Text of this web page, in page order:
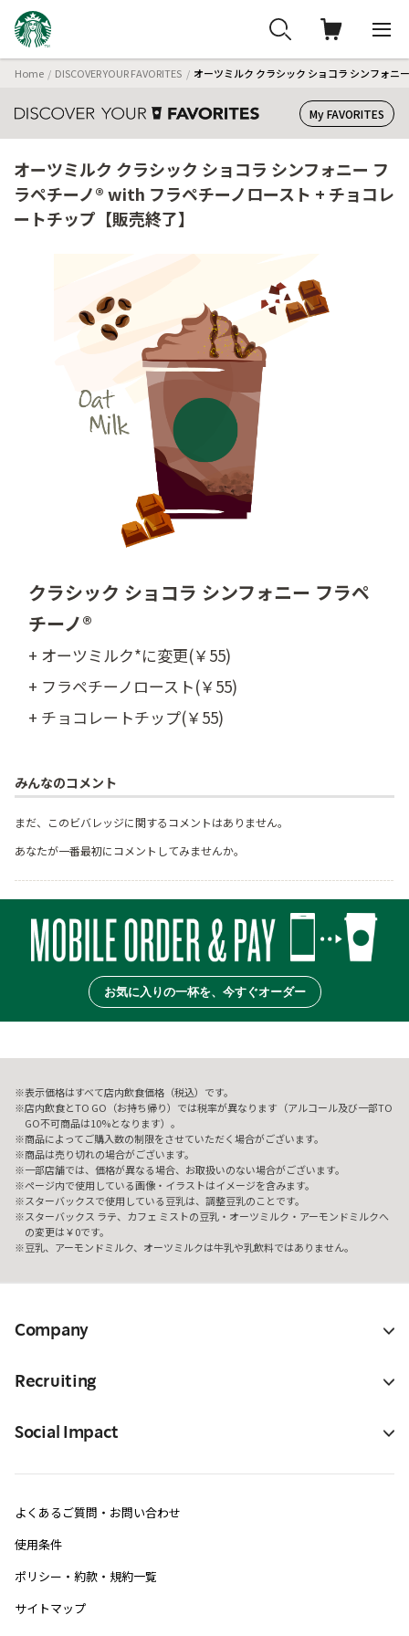
Home DISCOVER YOUR FAVORITES オーツミルク クラシック ショコラ シンフォニ
My FAVORITES
オーツミルク クラシック ショコラ シンフォニー フ
ラペチーノ® with フラペチーノロースト + チョコレ
ートチップ【販売終了】
クラシック ショコラ シンフォニー フラペ
チーノ®
+ オーツミルク*に変更(￥55)
+ フラペチーノロースト(￥55)
+ チョコレートチップ(￥55)
みんなのコメント
まだ、このビバレッジに関するコメントはありません。
あなたが一番最初にコメントしてみませんか。
お気に入りの一杯を、今すぐオーダー
表示価格はすべて店内飲食価格（税込）です。
店内飲食とTO GO（お持ち帰り）では税率が異なります（アルコール及び一部TO
GO不可商品は10%となります）。
商品によってご購入数の制限をさせていただく場合がございます。
商品は売り切れの場合がございます。
一部店舗では、価格が異なる場合、お取扱いのない場合がございます。
ページ内で使用している画像・イラストはイメージを含みます。
スターバックスで使用している豆乳は、調整豆乳のことです。
スターバックス ラテ、カフェ ミストの豆乳・オーツミルク・アーモンドミルクへ
の変更は￥0です。
豆乳、アーモンドミルク、オーツミルクは牛乳や乳飲料ではありません。
Company
Recruiting
Social Impact
よくあるご質問・お問い合わせ
使用条件
ポリシー・約款・規約一覧
サイトマップ